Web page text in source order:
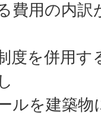
費用の内訳
度を併用
ルを建築